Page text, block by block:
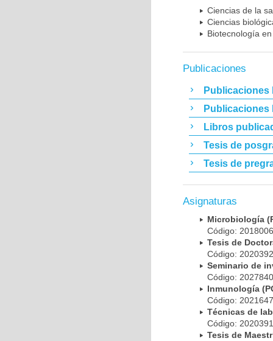
Ciencias de la
Ciencias
Biotecnología
Publicaciones
Publicaciones
Publicaciones
Libros
Tesis de
Tesis de
Asignaturas
Microbiología
Código:
Tesis de
Código:
Seminario de
Código:
Inmunología
Código:
Técnicas de
Código:
Tesis de